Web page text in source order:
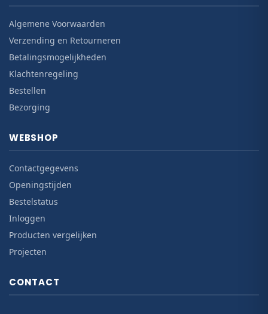
Algemene Voorwaarden
Verzending en Retourneren
Betalingsmogelijkheden
Klachtenregeling
Bestellen
Bezorging
WEBSHOP
Contactgegevens
Openingstijden
Bestelstatus
Inloggen
Producten vergelijken
Projecten
CONTACT